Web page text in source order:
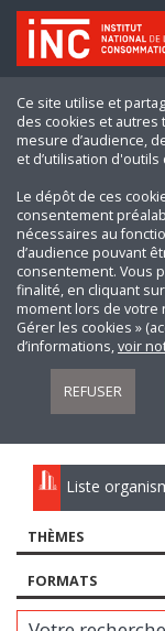
Ce site utilise et
des cookies et autres
mesure d’audience,
et d’utilisation
Le dépôt de ces
consentement
nécessaires au
d’audience pouvant
consentement. Vous
finalité, en cliquant
moment lors de votre
Gérer les cookies »
d’informations,voir
REFUSER
Liste
THÈMES
FORMATS
Votre recherche